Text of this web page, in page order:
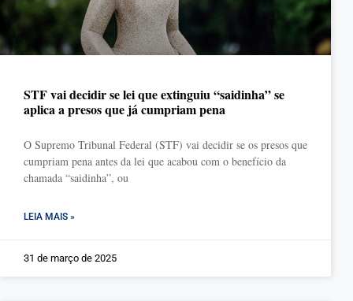
STF vai decidir se lei que extinguiu “saidinha” se
aplica a presos que já cumpriam pena
O Supremo Tribunal Federal (STF) vai decidir se os presos que
cumpriam pena antes da lei que acabou com o benefício da
chamada “saidinha”, ou
LEIA MAIS »
31 de março de 2025